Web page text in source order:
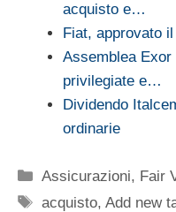
acquisto e…
Fiat, approvato
Assemblea
privilegiate e…
Dividendo
ordinarie
Categorie
Assicurazioni, Fair
Tag
acquisto,Add new